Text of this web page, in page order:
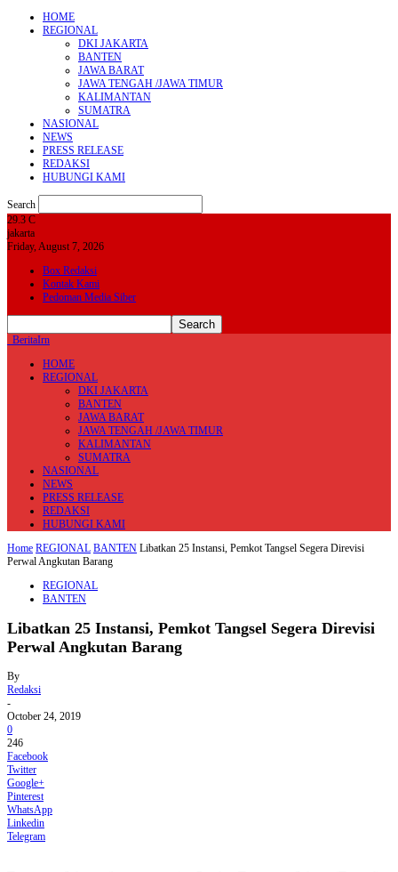
HOME
REGIONAL
DKI JAKARTA
BANTEN
JAWA BARAT
JAWA TENGAH /JAWA TIMUR
KALIMANTAN
SUMATRA
NASIONAL
NEWS
PRESS RELEASE
REDAKSI
HUBUNGI KAMI
Search
29.3 C
jakarta
Friday, August 7, 2026
Box Redaksi
Kontak Kami
Pedoman Media Siber
BeritaIrn
HOME
REGIONAL
DKI JAKARTA
BANTEN
JAWA BARAT
JAWA TENGAH /JAWA TIMUR
KALIMANTAN
SUMATRA
NASIONAL
NEWS
PRESS RELEASE
REDAKSI
HUBUNGI KAMI
Home REGIONAL BANTEN Libatkan 25 Instansi, Pemkot Tangsel Segera Direvisi
Perwal Angkutan Barang
REGIONAL
BANTEN
Libatkan 25 Instansi, Pemkot Tangsel Segera Direvisi
Perwal Angkutan Barang
By
Redaksi
-
October 24, 2019
0
246
Facebook
Twitter
Google+
Pinterest
WhatsApp
Linkedin
Telegram